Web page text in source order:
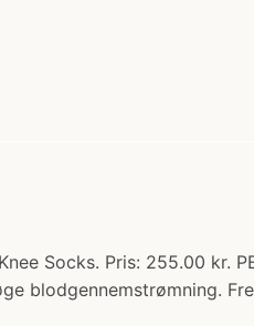
Socks. Pris: 255.00 kr.
blodgennemstrømning.